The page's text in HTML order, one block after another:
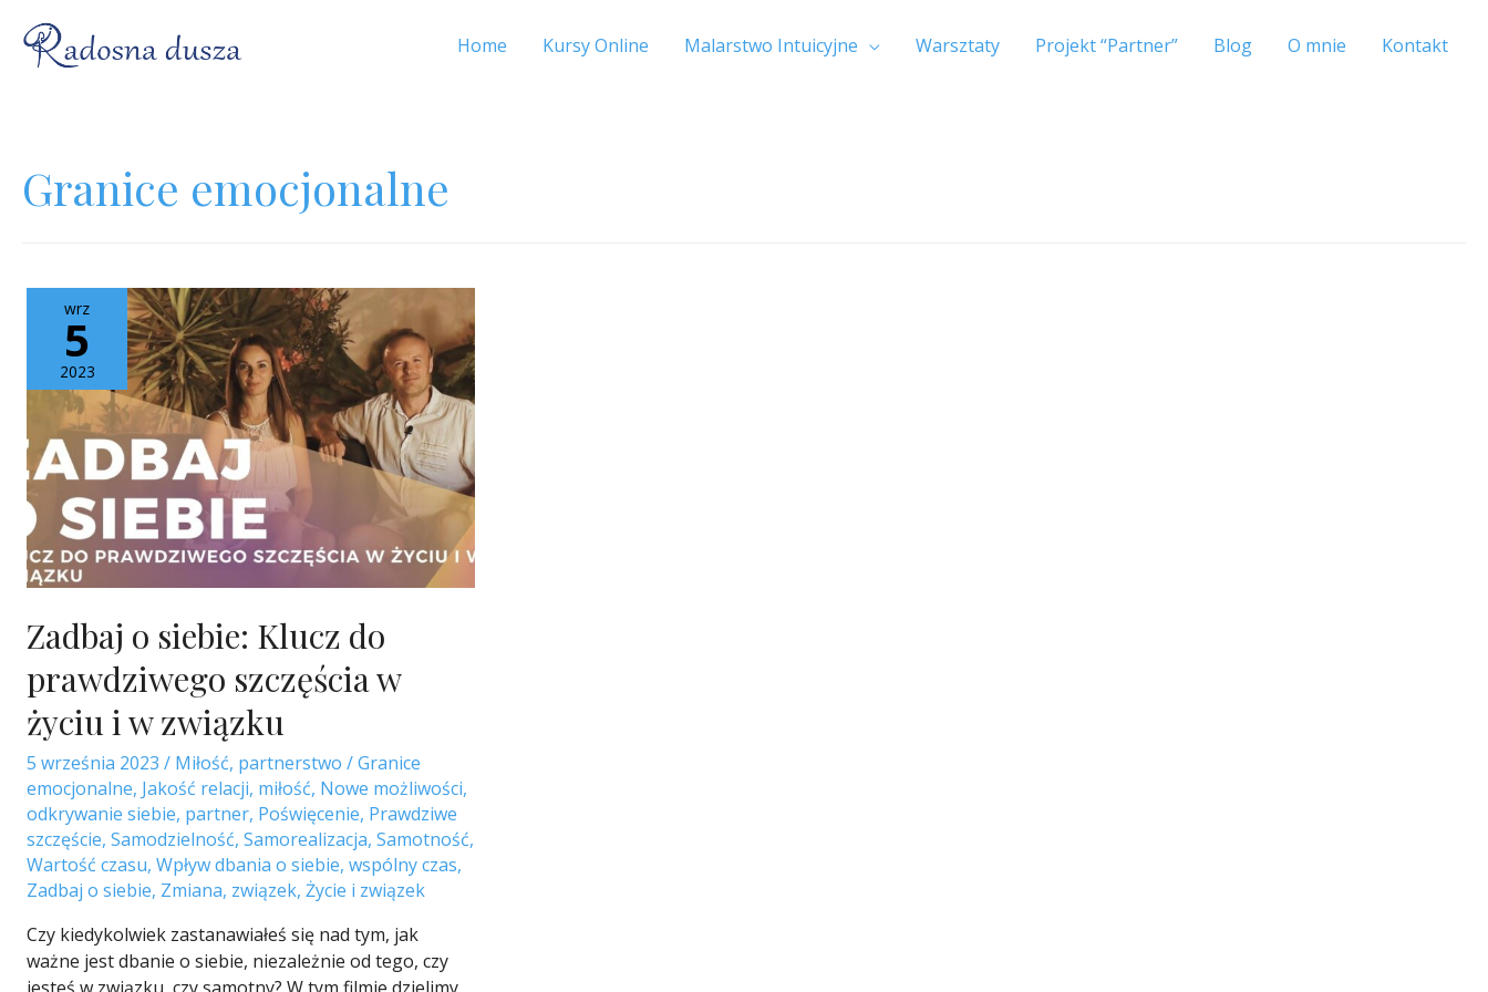
Home Kursy Online Malarstwo Intuicyjne Warsztaty Projekt “Partner” Blog O mnie Kontakt
Granice emocjonalne
wrz
5
2023
Zadbaj o siebie: Klucz do
prawdziwego szczęścia w
życiu i w związku
5 września 2023 / Miłość, partnerstwo /Granice
emocjonalne, Jakość relacji, miłość, Nowe możliwości,
odkrywanie siebie, partner, Poświęcenie, Prawdziwe
szczęście, Samodzielność, Samorealizacja, Samotność,
Wartość czasu, Wpływ dbania o siebie, wspólny czas,
Zadbaj o siebie, Zmiana, związek, Życie i związek
Czy kiedykolwiek zastanawiałeś się nad tym, jak
ważne jest dbanie o siebie, niezależnie od tego, czy
jesteś w związku, czy samotny? W tym filmie dzielimy …